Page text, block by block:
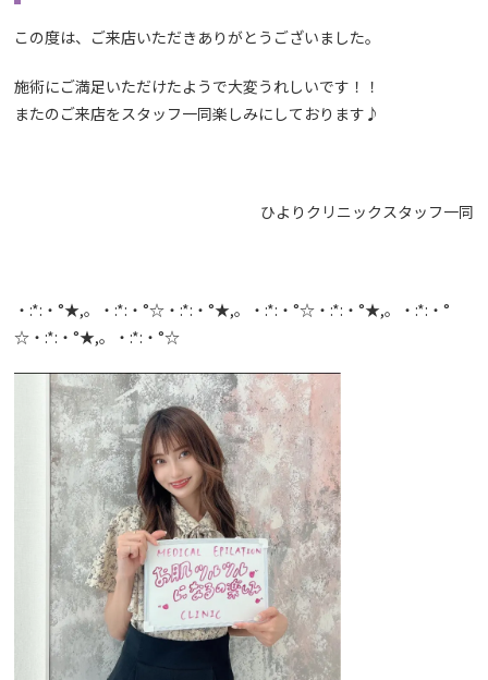
この度は、ご来店いただきありがとうございました。
施術にご満足いただけたようで大変うれしいです！！
またのご来店をスタッフ一同楽しみにしております♪
ひよりクリニックスタッフ一同
・:*:・°★,。・:*:・°☆・:*:・°★,。・:*:・°☆・:*:・°★,。・:*:・°
☆・:*:・°★,。・:*:・°☆